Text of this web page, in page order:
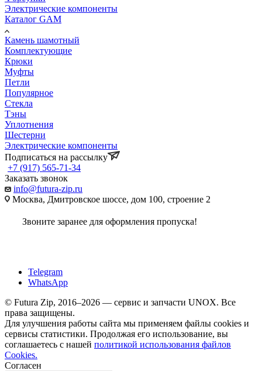
Электрические компоненты
Каталог GAM
Камень шамотный
Комплектующие
Крюки
Муфты
Петли
Популярное
Стекла
Тэны
Уплотнения
Шестерни
Электрические компоненты
Подписаться на рассылку
+7 (917) 565-71-34
Заказать звонок
info@futura-zip.ru
Москва, Дмитровское шоссе, дом 100, строение 2
Звоните заранее для оформления пропуска!
Telegram
WhatsApp
© Futura Zip, 2016–2026 — сервис и запчасти UNOX. Все
права защищены.
Для улучшения работы сайта мы применяем файлы cookies и
сервисы статистики. Продолжая его использование, вы
соглашаетесь с нашей политикой использования файлов
Cookies.
Согласен